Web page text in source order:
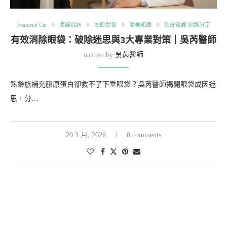
Featured Cat 演講採訪 熟齡保養 醫美知識 頭皮養護 網路分享
有效消除眼袋：破除迷思與3大專業對策｜吳芮醫師
written by 吳芮醫師
熟齡族補充膠原蛋白卻救不了下垂眼袋？吳芮醫師揭開眼袋成因迷
思，分…
20 3 月, 2026 0 comments